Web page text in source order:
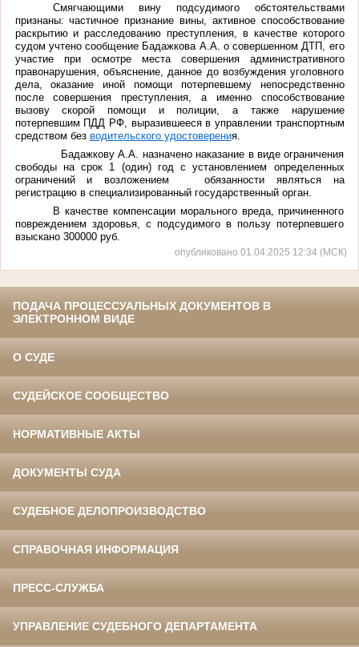
Смягчающими вину подсудимого обстоятельствами
признаны: частичное признание вины, активное способствование
раскрытию и расследованию преступления, в качестве которого
судом учтено сообщение Бадажкова А.А. о совершенном ДТП, его
участие при осмотре места совершения административного
правонарушения, объяснение, данное до возбуждения уголовного
дела, оказание иной помощи потерпевшему непосредственно
после совершения преступления, а именно способствование
вызову скорой помощи и полиции, а также нарушение
потерпевшим ПДД РФ, выразившееся в управлении транспортным
средством без водительского удостоверения.
Бадажкову А.А. назначено наказание в виде ограничения
свободы на срок 1 (один) год с установлением определенных
ограничений и возложением обязанности являться на
регистрацию в специализированный государственный орган.
В качестве компенсации морального вреда, причиненного
повреждением здоровья, с подсудимого в пользу потерпевшего
взыскано 300000 руб.
опубликовано 01.04.2025 12:34 (МСК)
ПОДАЧА ПРОЦЕССУАЛЬНЫХ ДОКУМЕНТОВ В
ЭЛЕКТРОННОМ ВИДЕ
О СУДЕ
СУДЕЙСКОЕ СООБЩЕСТВО
НОРМАТИВНЫЕ АКТЫ
ДОКУМЕНТЫ СУДА
СУДЕБНОЕ ДЕЛОПРОИЗВОДСТВО
СПРАВОЧНАЯ ИНФОРМАЦИЯ
ПРЕСС-СЛУЖБА
УПРАВЛЕНИЕ СУДЕБНОГО ДЕПАРТАМЕНТА